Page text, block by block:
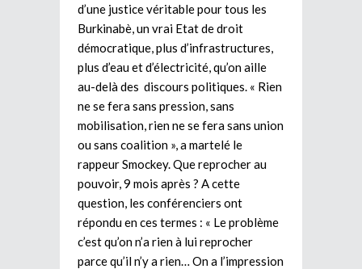
d’une justice véritable pour tous les
Burkinabè, un vrai Etat de droit
démocratique, plus d’infrastructures,
plus d’eau et d’électricité, qu’on aille
au-delà des discours politiques. « Rien
ne se fera sans pression, sans
mobilisation, rien ne se fera sans union
ou sans coalition », a martelé le
rappeur Smockey. Que reprocher au
pouvoir, 9 mois après ? A cette
question, les conférenciers ont
répondu en ces termes : « Le problème
c’est qu’on n’a rien à lui reprocher
parce qu’il n’y a rien… On a l’impression